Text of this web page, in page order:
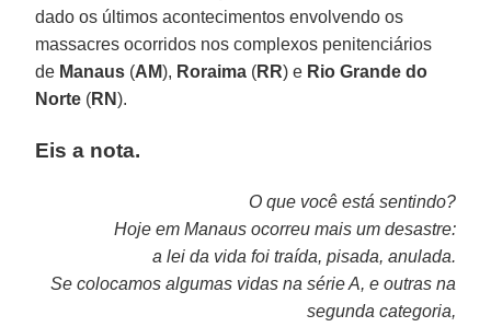
dado os últimos acontecimentos envolvendo os
massacres ocorridos nos complexos penitenciários
de Manaus (AM), Roraima (RR) e Rio Grande do
Norte (RN).
Eis a nota.
O que você está sentindo?
Hoje em Manaus ocorreu mais um desastre:
a lei da vida foi traída, pisada, anulada.
Se colocamos algumas vidas na série A, e outras na
segunda categoria,